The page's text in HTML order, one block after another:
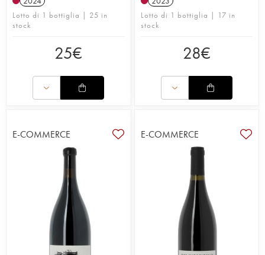
Lotto di 1 bottiglia | 25 in
stock
25€
Lotto di 1 bottiglia | 17 in
stock
28€
E-COMMERCE E-COMMERCE